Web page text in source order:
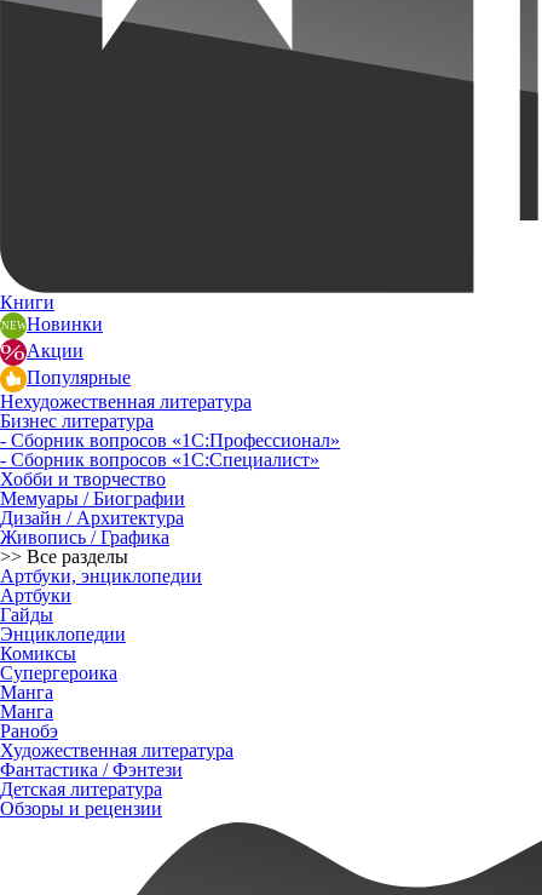
Книги
Новинки
Акции
Популярные
Нехудожественная литература
Бизнес литература
- Сборник вопросов «1С:Профессионал»
- Сборник вопросов «1С:Специалист»
Хобби и творчество
Мемуары / Биографии
Дизайн / Архитектура
Живопись / Графика
>> Все разделы
Артбуки, энциклопедии
Артбуки
Гайды
Энциклопедии
Комиксы
Супергероика
Манга
Манга
Ранобэ
Художественная литература
Фантастика / Фэнтези
Детская литература
Обзоры и рецензии